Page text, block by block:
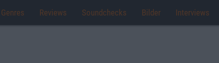
Genres Reviews Soundchecks Bilder Interviews